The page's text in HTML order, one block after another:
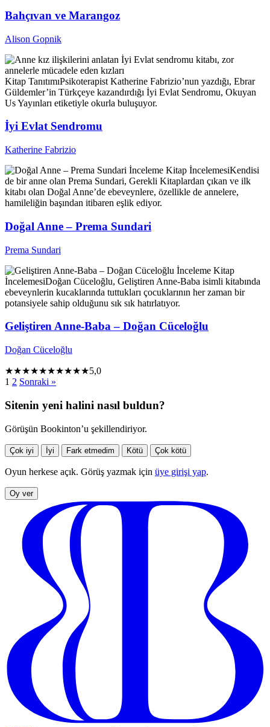
Bahçıvan ve Marangoz
Alison Gopnik
Kitap TanıtımıPsikoterapist Katherine Fabrizio’nun yazdığı, Ebrar
Güldemler’in Türkçeye kazandırdığı İyi Evlat Sendromu, Okuyan
Us Yayınları etiketiyle okurla buluşuyor.
İyi Evlat Sendromu
Katherine Fabrizio
İnceleme Kitap İncelemesiKendisi
de bir anne olan Prema Sundari, Gerekli Kitaplardan çıkan ve ilk
kitabı olan Doğal Anne’de ebeveynlere, özellikle de annelere,
hamileliğin başından itibaren eşlik ediyor.
Doğal Anne – Prema Sundari
Prema Sundari
İnceleme Kitap
İncelemesiDoğan Cüceloğlu, Geliştiren Anne-Baba isimli kitabında
ebeveynlerin kucaklarında tuttukları çocuklarının her zaman bir
potansiyele sahip olduğunu sık sık hatırlatıyor.
Geliştiren Anne-Baba – Doğan Cüceloğlu
Doğan Cüceloğlu
★★★★★★★★★★5,0
1 2 Sonraki »
Sitenin yeni halini nasıl buldun?
Görüşün Bookinton’u şekillendiriyor.
Çok iyi İyi Fark etmedim Kötü Çok kötü
Oyun herkese açık. Görüş yazmak için üye girişi yap.
Oy ver